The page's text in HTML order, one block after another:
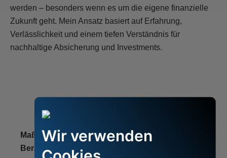
werden – besonders wenn es um die eigene finanzielle
Zukunft geht. Mein Ansatz basiert auf Erfahrung,
Verlässlichkeit und einem tiefen Verständnis für
nachhaltige Absicherung und Investments.
Maßgeschneiderte
Beratung statt
Sicherheit und
Wir verwenden